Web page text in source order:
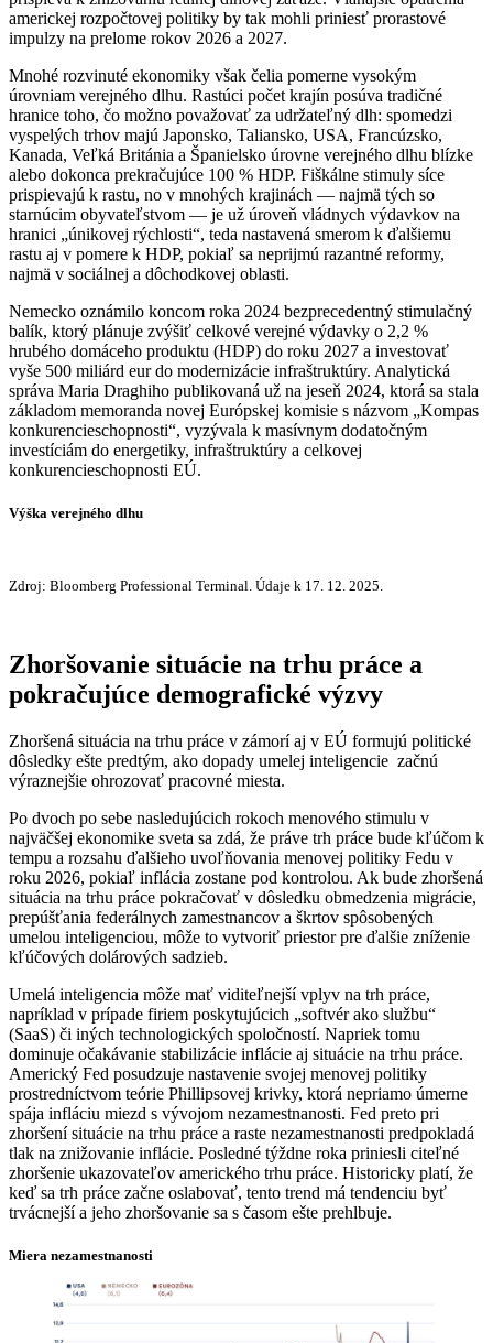
americkej rozpočtovej politiky by tak mohli priniesť prorastové
impulzy na prelome rokov 2026 a 2027.
Mnohé rozvinuté ekonomiky však čelia pomerne vysokým
úrovniam verejného dlhu. Rastúci počet krajín posúva tradičné
hranice toho, čo možno považovať za udržateľný dlh: spomedzi
vyspelých trhov majú Japonsko, Taliansko, USA, Francúzsko,
Kanada, Veľká Británia a Španielsko úrovne verejného dlhu blízke
alebo dokonca prekračujúce 100 % HDP. Fiškálne stimuly síce
prispievajú k rastu, no v mnohých krajinách — najmä tých so
starnúcim obyvateľstvom — je už úroveň vládnych výdavkov na
hranici „únikovej rýchlosti“, teda nastavená smerom k ďalšiemu
rastu aj v pomere k HDP, pokiaľ sa neprijmú razantné reformy,
najmä v sociálnej a dôchodkovej oblasti.
Nemecko oznámilo koncom roka 2024 bezprecedentný stimulačný
balík, ktorý plánuje zvýšiť celkové verejné výdavky o 2,2 %
hrubého domáceho produktu (HDP) do roku 2027 a investovať
vyše 500 miliárd eur do modernizácie infraštruktúry. Analytická
správa Maria Draghiho publikovaná už na jeseň 2024, ktorá sa stala
základom memoranda novej Európskej komisie s názvom „Kompas
konkurencieschopnosti“, vyzývala k masívnym dodatočným
investíciám do energetiky, infraštruktúry a celkovej
konkurencieschopnosti EÚ.
Výška verejného dlhu
Zdroj: Bloomberg Professional Terminal. Údaje k 17. 12. 2025.
Zhoršovanie situácie na trhu práce a
pokračujúce demografické výzvy
Zhoršená situácia na trhu práce v zámorí aj v EÚ formujú politické
dôsledky ešte predtým, ako dopady umelej inteligencie začnú
výraznejšie ohrozovať pracovné miesta.
Po dvoch po sebe nasledujúcich rokoch menového stimulu v
najväčšej ekonomike sveta sa zdá, že práve trh práce bude kľúčom k
tempu a rozsahu ďalšieho uvoľňovania menovej politiky Fedu v
roku 2026, pokiaľ inflácia zostane pod kontrolou. Ak bude zhoršená
situácia na trhu práce pokračovať v dôsledku obmedzenia migrácie,
prepúšťania federálnych zamestnancov a škrtov spôsobených
umelou inteligenciou, môže to vytvoriť priestor pre ďalšie zníženie
kľúčových dolárových sadzieb.
Umelá inteligencia môže mať viditeľnejší vplyv na trh práce,
napríklad v prípade firiem poskytujúcich „softvér ako službu“
(SaaS) či iných technologických spoločností. Napriek tomu
dominuje očakávanie stabilizácie inflácie aj situácie na trhu práce.
Americký Fed posudzuje nastavenie svojej menovej politiky
prostredníctvom teórie Phillipsovej krivky, ktorá nepriamo úmerne
spája infláciu miezd s vývojom nezamestnanosti. Fed preto pri
zhoršení situácie na trhu práce a raste nezamestnanosti predpokladá
tlak na znižovanie inflácie. Posledné týždne roka priniesli citeľné
zhoršenie ukazovateľov amerického trhu práce. Historicky platí, že
keď sa trh práce začne oslabovať, tento trend má tendenciu byť
trvácnejší a jeho zhoršovanie sa s časom ešte prehlbuje.
Miera nezamestnanosti